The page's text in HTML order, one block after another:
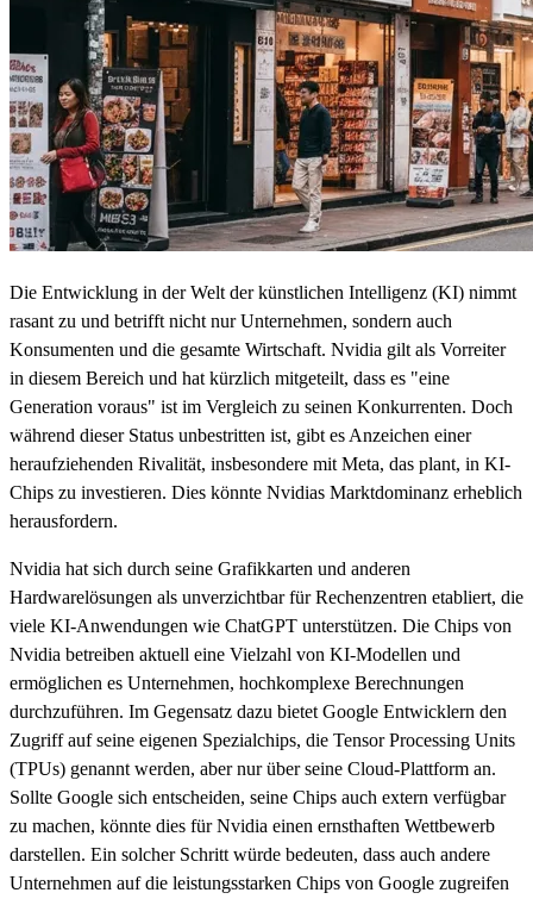
Die Entwicklung in der Welt der künstlichen Intelligenz (KI) nimmt
rasant zu und betrifft nicht nur Unternehmen, sondern auch
Konsumenten und die gesamte Wirtschaft. Nvidia gilt als Vorreiter
in diesem Bereich und hat kürzlich mitgeteilt, dass es "eine
Generation voraus" ist im Vergleich zu seinen Konkurrenten. Doch
während dieser Status unbestritten ist, gibt es Anzeichen einer
heraufziehenden Rivalität, insbesondere mit Meta, das plant, in KI-
Chips zu investieren. Dies könnte Nvidias Marktdominanz erheblich
herausfordern.
Nvidia hat sich durch seine Grafikkarten und anderen
Hardwarelösungen als unverzichtbar für Rechenzentren etabliert, die
viele KI-Anwendungen wie ChatGPT unterstützen. Die Chips von
Nvidia betreiben aktuell eine Vielzahl von KI-Modellen und
ermöglichen es Unternehmen, hochkomplexe Berechnungen
durchzuführen. Im Gegensatz dazu bietet Google Entwicklern den
Zugriff auf seine eigenen Spezialchips, die Tensor Processing Units
(TPUs) genannt werden, aber nur über seine Cloud-Plattform an.
Sollte Google sich entscheiden, seine Chips auch extern verfügbar
zu machen, könnte dies für Nvidia einen ernsthaften Wettbewerb
darstellen. Ein solcher Schritt würde bedeuten, dass auch andere
Unternehmen auf die leistungsstarken Chips von Google zugreifen